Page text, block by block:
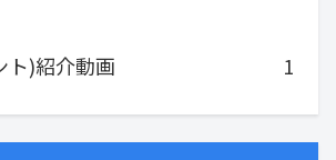
ト)紹介動画 1